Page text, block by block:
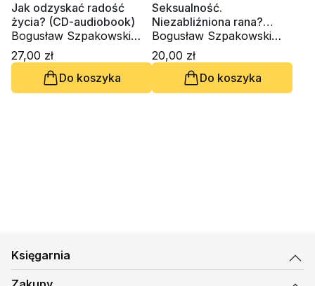
Jak odzyskać radość
życia? (CD-audiobook)
Bogusław Szpakowski
SAC
27,00 zł
Do koszyka
Seksualność.
Niezabliźniona rana?
Zeszyt Formacji Duchowej
nr 51
Bogusław Szpakowski
SAC
20,00 zł
Do koszyka
Księgarnia